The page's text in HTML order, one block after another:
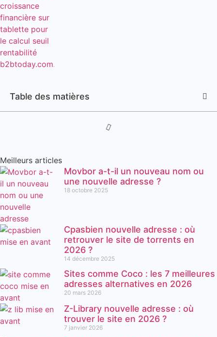
Table des matières
Meilleurs articles
Movbor a-t-il un nouveau nom ou
une nouvelle adresse ?
18 octobre 2025
Cpasbien nouvelle adresse : où
retrouver le site de torrents en
2026 ?
14 décembre 2025
Sites comme Coco : les 7 meilleures
adresses alternatives en 2026
20 mars 2026
Z-Library nouvelle adresse : où
trouver le site en 2026 ?
7 janvier 2026